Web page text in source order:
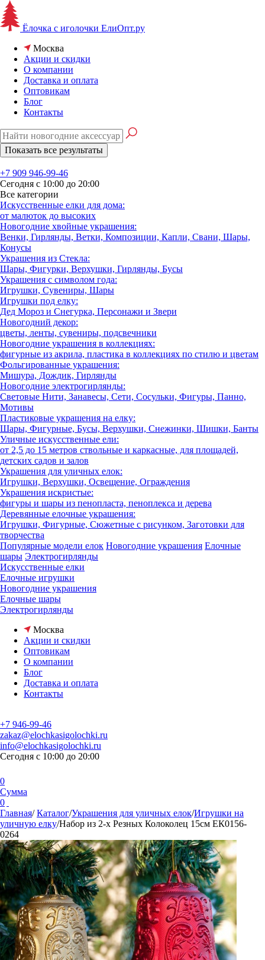
Ёлочка с иголочки ЕлиОпт.ру
Москва
Акции и скидки
О компании
Доставка и оплата
Оптовикам
Блог
Контакты
+7 909 946-99-46
Сегодня с 10:00 до 20:00
Все категории
Искусственные елки для дома:
от малюток до высоких
Новогодние хвойные украшения:
Венки, Гирлянды, Ветки, Композиции, Капли, Свани, Шары,
Конусы
Украшения из Стекла:
Шары, Фигурки, Верхушки, Гирлянды, Бусы
Украшения с символом года:
Игрушки, Сувениры, Шары
Игрушки под елку:
Дед Мороз и Снегурка, Персонажи и Звери
Новогодний декор:
цветы, ленты, сувениры, подсвечники
Новогодние украшения в коллекциях:
фигурные из акрила, пластика в коллекциях по стилю и цветам
Фольгированные украшения:
Мишура, Дождик, Гирлянды
Новогодние электрогирлянды:
Световые Нити, Занавесы, Сети, Сосульки, Фигуры, Панно,
Мотивы
Пластиковые украшения на елку:
Шары, Фигурные, Бусы, Верхушки, Снежинки, Шишки, Банты
Уличные искусственные ели:
от 2,5 до 15 метров ствольные и каркасные, для площадей,
детских садов и залов
Украшения для уличных елок:
Игрушки, Верхушки, Освещение, Ограждения
Украшения искристые:
фигуры и шары из пенопласта, пеноплекса и дерева
Деревянные елочные украшения:
Игрушки, Фигурные, Сюжетные с рисунком, Заготовки для
творчества
Популярные модели елок Новогодние украшения Елочные
шары Электрогирлянды
Искусственные елки
Елочные игрушки
Новогодние украшения
Елочные шары
Электрогирлянды
Москва
Акции и скидки
Оптовикам
О компании
Блог
Доставка и оплата
Контакты
+7 946-99-46
zakaz@elochkasigolochki.ru
info@elochkasigolochki.ru
Сегодня с 10:00 до 20:00
0
Сумма
0
Главная/ Каталог/Украшения для уличных елок/Игрушки на
уличную елку/Набор из 2-х Резных Колоколец 15см ЕК0156-
0264